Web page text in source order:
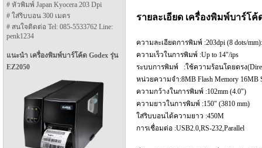
# หัวพิมพ์ Japan Kyocera 203 Dpi
# ใส่ริบบอน 300 เมตร
# สนใจติดต่อ Tel: 085-5533762 Line:
penk1234
แนะนำ เครื่องพิมพ์บาร์โค้ด Godex รุ่น
EZ2050
รายละเอียด เครื่องพิมพ์บาร์โค้
ความละเอียดการพิมพ์ :203dpi (8 dots/
ความเร็วในการพิมพ์ :Up to 14"/ips
ระบบการพิมพ์ :ใช้ความร้อนโดยตรง
หน่วยความจำ:8MB Flash Memory 16MB
ความกว้างในการพิมพ์ :102mm (4.0")
ความยาวในการพิมพ์ :150" (3810
ใส่ริบบอนได้ความยาว :450M
การเชื่อมต่อ :USB2.0,RS-232,Parallel